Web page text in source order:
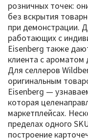
розничных точек:
без вскрытия
при демонстрации.
работающих с
Eisenberg также
клиента с ароматом
Для селлеров
оригинальным
Eisenberg —
которая
маркетплейсах.
пределах одного
построение